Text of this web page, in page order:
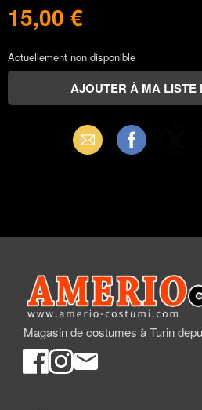
15,00 €
Actuellement non disponible
Email Facebook
Magasin de costumes à Turin